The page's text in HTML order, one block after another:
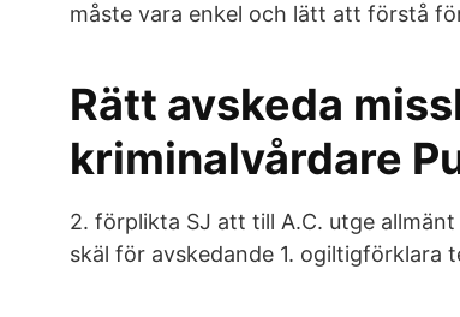
måste vara enkel och lätt att förstå
Rätt avskeda
kriminalvårdare
2. förplikta SJ att till A.C. utge
skäl för avskedande 1. ogiltigförklara